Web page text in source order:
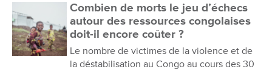
Combien de morts le jeu d’échecs
autour des ressources congolaises
doit-il encore coûter ?
Le nombre de victimes de la violence et de
la déstabilisation au Congo au cours des 30